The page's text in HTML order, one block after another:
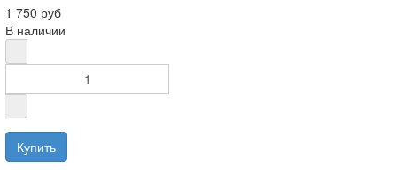
1 750 руб
В наличии